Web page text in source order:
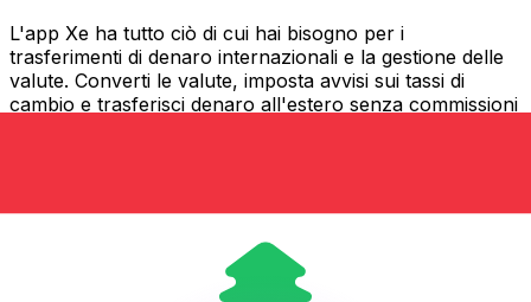
L'app Xe ha tutto ciò di cui hai bisogno per i
trasferimenti di denaro internazionali e la gestione delle
valute. Converti le valute, imposta avvisi sui tassi di
cambio e trasferisci denaro all'estero senza commissioni